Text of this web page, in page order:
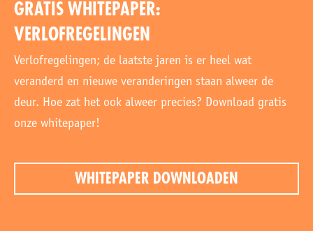
GRATIS WHITEPAPER:
VERLOFREGELINGEN
Verlofregelingen; de laatste jaren is er heel wat
veranderd en nieuwe veranderingen staan alweer de
deur. Hoe zat het ook alweer precies? Download gratis
onze whitepaper!
WHITEPAPER DOWNLOADEN